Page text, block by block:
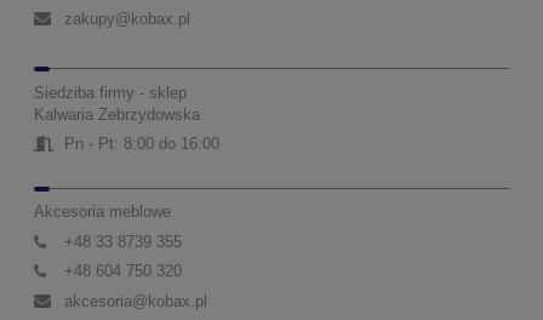
zakupy@kobax.pl
Siedziba firmy - sklep
Kalwaria Zebrzydowska
Pn - Pt: 8:00 do 16:00
Akcesoria meblowe
+48 33 8739 355
+48 604 750 320
akcesoria@kobax.pl